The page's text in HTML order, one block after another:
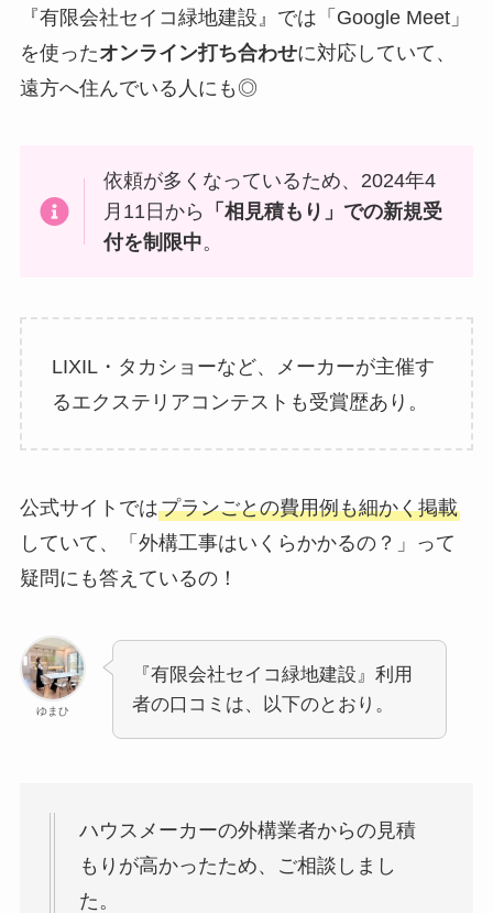
『有限会社セイコ緑地建設』では「Google Meet」
を使ったオンライン打ち合わせに対応していて、
遠方へ住んでいる人にも◎
依頼が多くなっているため、2024年4
月11日から
「相見積もり」での新規受
付を制限中。
LIXIL・タカショーなど、メーカーが主催す
るエクステリアコンテストも受賞歴あり。
公式サイトではプランごとの費用例も細かく掲載
していて、「外構工事はいくらかかるの？」って
疑問にも答えているの！
ゆまひ
『有限会社セイコ緑地建設』利用
者の口コミは、以下のとおり。
ハウスメーカーの外構業者からの見積
もりが高かったため、ご相談しまし
た。